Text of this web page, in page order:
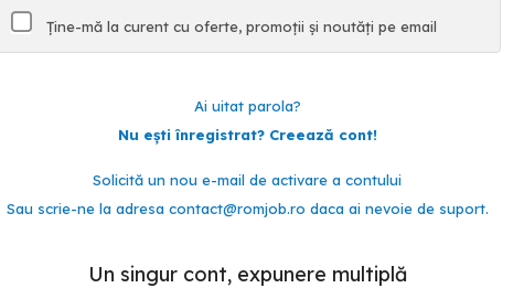
Ține-mă la curent cu oferte, promoții și noutăți pe email
Ai uitat parola?
Nu ești înregistrat? Creează cont!
Solicită un nou e-mail de activare a contului
Sau scrie-ne la adresa contact@romjob.ro daca ai nevoie de suport.
Un singur cont, expunere multiplă